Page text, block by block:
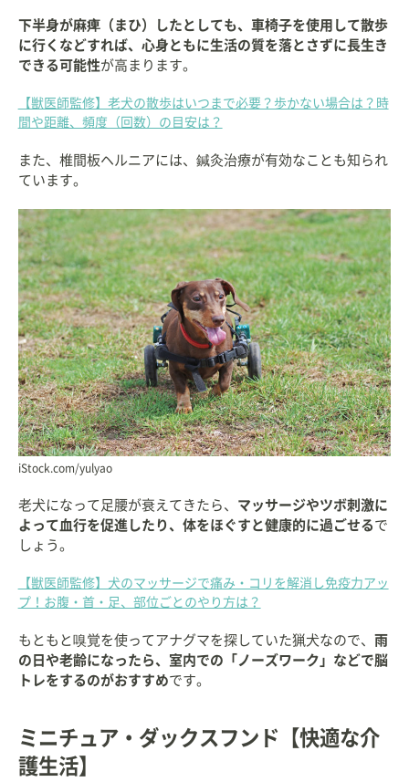
下半身が麻痺（まひ）したとしても、車椅子を使用して散歩
に行くなどすれば、心身ともに生活の質を落とさずに長生き
できる可能性が高まります。
【獣医師監修】老犬の散歩はいつまで必要？歩かない場合は？時
間や距離、頻度（回数）の目安は？
また、椎間板ヘルニアには、鍼灸治療が有効なことも知られ
ています。
iStock.com/yulyao
老犬になって足腰が衰えてきたら、 マッサージやツボ刺激に
よって血行を促進したり、体をほぐすと健康的に過ごせる で
しょう。
【獣医師監修】犬のマッサージで痛み・コリを解消し免疫力アッ
プ！お腹・首・足、部位ごとのやり方は？
もともと嗅覚を使ってアナグマを探していた猟犬なので、 雨
の日や老齢になったら、室内での「ノーズワーク」などで脳
トレをするのがおすすめです。
ミニチュア・ダックスフンド【快適な介
護生活】